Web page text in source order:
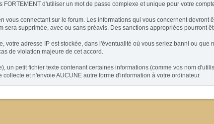
d'utiliser un mot de passe complexe et unique pour votre
vous connectant sur le forum. Les informations qui vous concernent
supprimée, avec ou sans préavis. Des sanctions appropriées pourront
votre adresse IP est stockée, dans l'éventualité où vous seriez banni ou que
de violation majeure de cet accord.
un petit fichier texte contenant certaines informations (comme vos nom
et n'envoie AUCUNE autre forme d'information à votre ordinateur.